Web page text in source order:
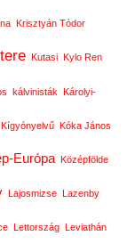
Krisztyán Tódor
Kutasi Kylo Ren
kálvinisták Károlyi-
Kígyónyelvű Kóka János
Európa Középfölde
Lajosmizse Lazenby
Lettország Leviathán